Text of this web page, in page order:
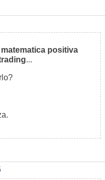
positiva
...